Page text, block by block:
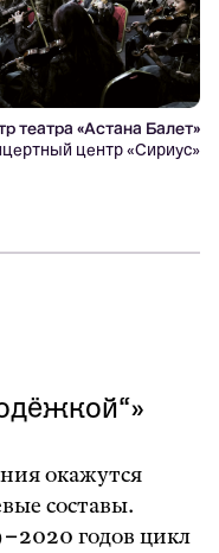
театра «Астана Балет»
центр «Сириус»
“»
окажутся
составы.
годов цикл